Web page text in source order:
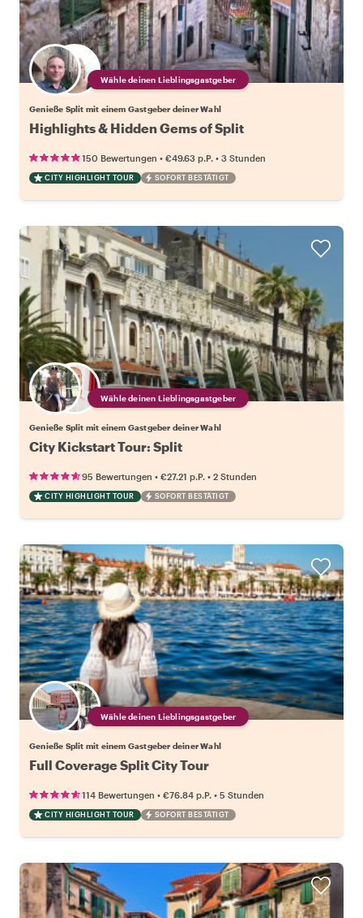
Wähle deinen Lieblingsgastgeber
Genieße Split mit einem Gastgeber deiner Wahl
Highlights & Hidden Gems of Split
150 Bewertungen • €49.63 p.P. • 3 Stunden
CITY HIGHLIGHT TOUR SOFORT BESTÄTIGT
Wähle deinen Lieblingsgastgeber
Genieße Split mit einem Gastgeber deiner Wahl
City Kickstart Tour: Split
95 Bewertungen • €27.21 p.P. • 2 Stunden
CITY HIGHLIGHT TOUR SOFORT BESTÄTIGT
Wähle deinen Lieblingsgastgeber
Genieße Split mit einem Gastgeber deiner Wahl
Full Coverage Split City Tour
114 Bewertungen • €76.84 p.P. • 5 Stunden
CITY HIGHLIGHT TOUR SOFORT BESTÄTIGT